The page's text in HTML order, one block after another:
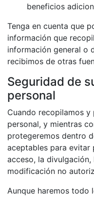
beneficios
Tenga en cuenta que
información que
información general o
recibimos de otras
Seguridad de
personal
Cuando recopilamos
personal, y mientras
protegeremos dentro
aceptables para evitar
acceso, la
modificación no
Aunque haremos todo